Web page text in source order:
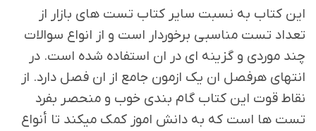
این کتاب به نسبت سایر کتاب تست های بازار از
تعداد تست مناسبی برخوردار است و از انواع سوالات
چند موردی و گزینه ای در ان استفاده شده است. در
انتهای هرفصل ان یک ازمون جامع از ان فصل دارد. از
نقاط قوت این کتاب گام بندی خوب و منحصر بفرد
تست ها است که به دانش اموز کمک میکند تا أنواع